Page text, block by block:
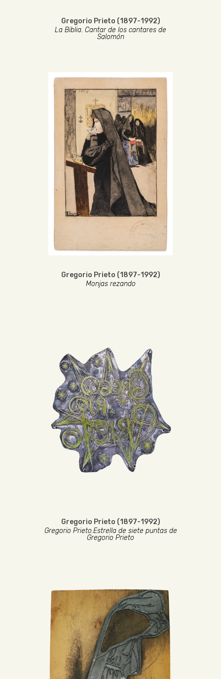
Gregorio Prieto (1897-1992)
La Biblia. Cantar de los cantares de
Salomón
Gregorio Prieto (1897-1992)
Monjas rezando
Gregorio Prieto (1897-1992)
Gregorio Prieto.Estrella de siete puntas de
Gregorio Prieto